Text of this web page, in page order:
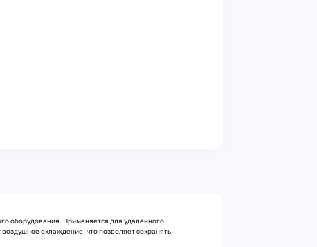
оборудования. Применяется для удаленного
охлаждение, что позволяет сохранять